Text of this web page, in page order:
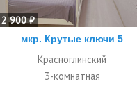
2 900 ₽
мкр. Крутые ключи 5
Красноглинский
3-комнатная